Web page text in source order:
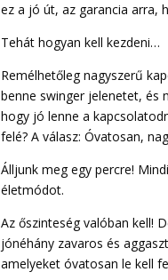
ez a jó út, az garancia arra,
Tehát hogyan kell kezdeni…
Remélhetőleg nagyszerű
benne swinger jelenetet, és
hogy jó lenne a
felé? A válasz: Óvatosan,
Álljunk meg egy percre!
életmódot.
Az őszinteség valóban kell!
jónéhány zavaros és
amelyeket óvatosan le kell